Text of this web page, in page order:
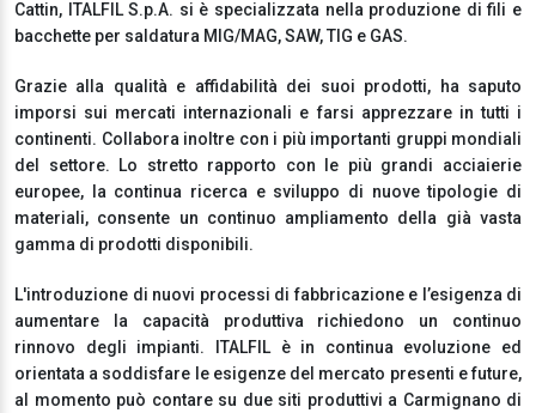
Cattin, ITALFIL S.p.A. si è specializzata nella produzione di fili e
bacchette per saldatura MIG/MAG, SAW, TIG e GAS.
Grazie alla qualità e affidabilità dei suoi prodotti, ha saputo
imporsi sui mercati internazionali e farsi apprezzare in tutti i
continenti. Collabora inoltre con i più importanti gruppi mondiali
del settore. Lo stretto rapporto con le più grandi acciaierie
europee, la continua ricerca e sviluppo di nuove tipologie di
materiali, consente un continuo ampliamento della già vasta
gamma di prodotti disponibili.
L'introduzione di nuovi processi di fabbricazione e l’esigenza di
aumentare la capacità produttiva richiedono un continuo
rinnovo degli impianti. ITALFIL è in continua evoluzione ed
orientata a soddisfare le esigenze del mercato presenti e future,
al momento può contare su due siti produttivi a Carmignano di